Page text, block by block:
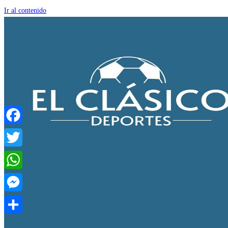
Ir al contenido
Facebook
Twitter
WhatsApp
Messenger